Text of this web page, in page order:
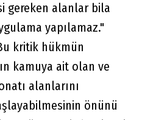
gereken alanlar bila
yapılamaz."
kritik hükmün
kamuya ait olan ve
alanlarını
önünü